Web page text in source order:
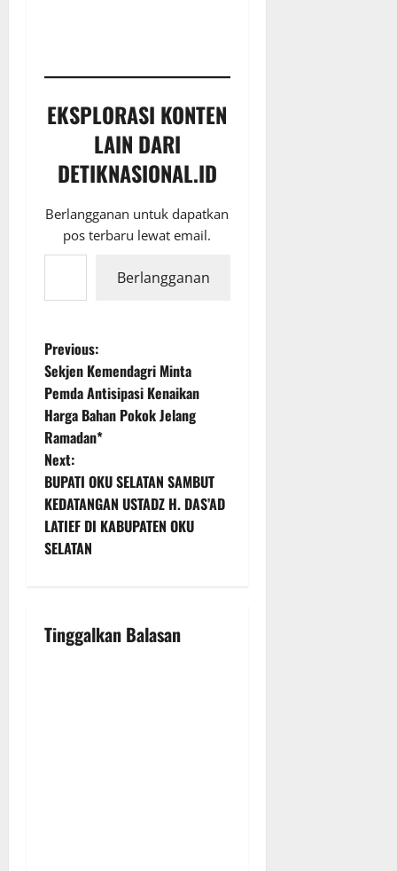
EKSPLORASI KONTEN
LAIN DARI
DETIKNASIONAL.ID
Berlangganan untuk dapatkan
pos terbaru lewat email.
Ketikkan email Anda...
Berlangganan
P
o
s
t
n
a
g
Previous:
Sekjen Kemendagri Minta
Pemda Antisipasi Kenaikan
Harga Bahan Pokok Jelang
Ramadan*
Next:
BUPATI OKU SELATAN SAMBUT
KEDATANGAN USTADZ H. DAS’AD
LATIEF DI KABUPATEN OKU
SELATAN
Tinggalkan Balasan